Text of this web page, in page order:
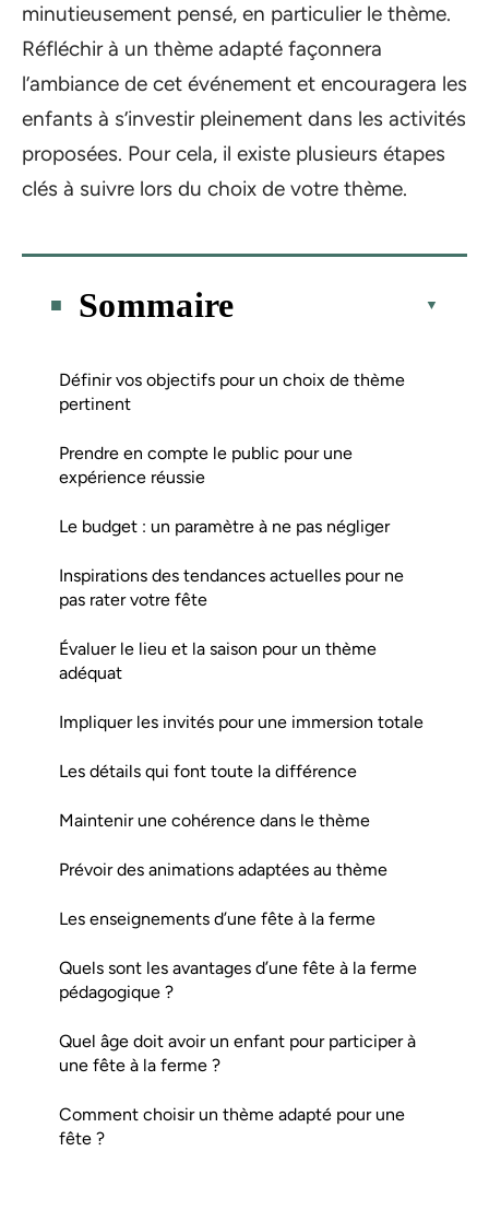
minutieusement pensé, en particulier le thème.
Réfléchir à un thème adapté façonnera
l’ambiance de cet événement et encouragera les
enfants à s’investir pleinement dans les activités
proposées. Pour cela, il existe plusieurs étapes
clés à suivre lors du choix de votre thème.
Sommaire
Définir vos objectifs pour un choix de thème
pertinent
Prendre en compte le public pour une
expérience réussie
Le budget : un paramètre à ne pas négliger
Inspirations des tendances actuelles pour ne
pas rater votre fête
Évaluer le lieu et la saison pour un thème
adéquat
Impliquer les invités pour une immersion totale
Les détails qui font toute la différence
Maintenir une cohérence dans le thème
Prévoir des animations adaptées au thème
Les enseignements d’une fête à la ferme
Quels sont les avantages d’une fête à la ferme
pédagogique ?
Quel âge doit avoir un enfant pour participer à
une fête à la ferme ?
Comment choisir un thème adapté pour une
fête ?